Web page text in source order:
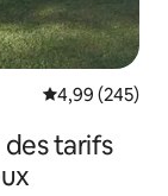
Évaluation
4,99 (245)
tarifs